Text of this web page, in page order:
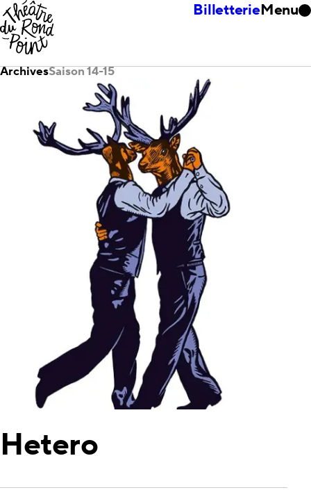
BilletterieMenu
ArchivesSaison 14-15
Hetero